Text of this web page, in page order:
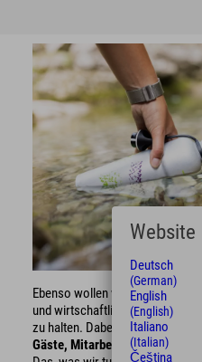
Ebenso wollen wir einen
und wirtschaftlichen Kreisläufe
zu halten. Dabei nehmen wir auch
Gäste, Mitarbeiter und
Website
Deutsch
(German)
English
(English)
Italiano
(Italian)
Čeština